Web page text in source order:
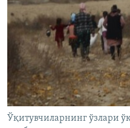
Ўқитувчиларнинг ўзлари